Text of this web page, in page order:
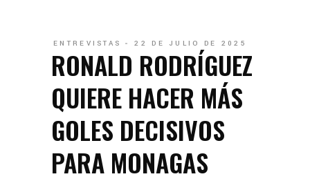
ENTREVISTAS 22 DE JULIO DE 2025
RONALD RODRÍGUEZ
QUIERE HACER MÁS
GOLES DECISIVOS
PARA MONAGAS